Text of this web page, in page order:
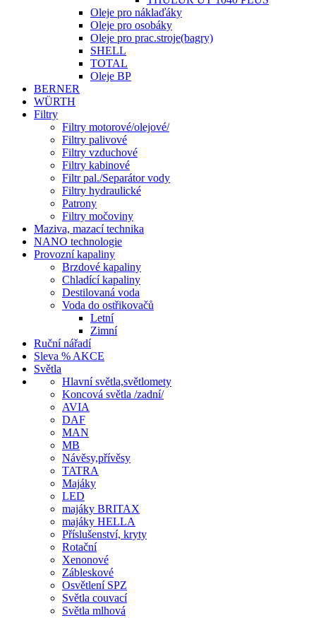
Oleje pro náklaďáky
Oleje pro osobáky
Oleje pro prac.stroje(bagry)
SHELL
TOTAL
Oleje BP
BERNER
WÜRTH
Filtry
Filtry motorové/olejové/
Filtry palivové
Filtry vzduchové
Filtry kabinové
Filtr pal./Separátor vody
Filtry hydraulické
Patrony
Filtry močoviny
Maziva, mazací technika
NANO technologie
Provozní kapaliny
Brzdové kapaliny
Chladící kapaliny
Destilovaná voda
Voda do ostřikovačů
Letní
Zimní
Ruční nářadí
Sleva % AKCE
Světla
Hlavní světla,světlomety
Koncová světla /zadní/
AVIA
DAF
MAN
MB
Návěsy,přívěsy
TATRA
Majáky
LED
majáky BRITAX
majáky HELLA
Příslušenství, kryty
Rotační
Xenonové
Zábleskové
Osvětlení SPZ
Světla couvací
Světla mlhová